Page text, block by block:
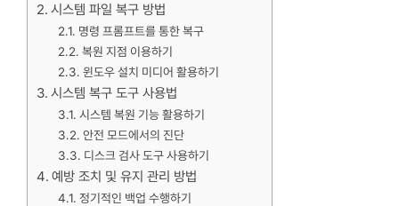
시스템 파일 복구 방법
명령 프롬프트를 통한 복구
복원 지점 이용하기
윈도우 설치 미디어 활용하기
시스템 복구 도구 사용법
시스템 복원 기능 활용하기
안전 모드에서의 진단
디스크 검사 도구 사용하기
예방 조치 및 유지 관리 방법
정기적인 백업 수행하기